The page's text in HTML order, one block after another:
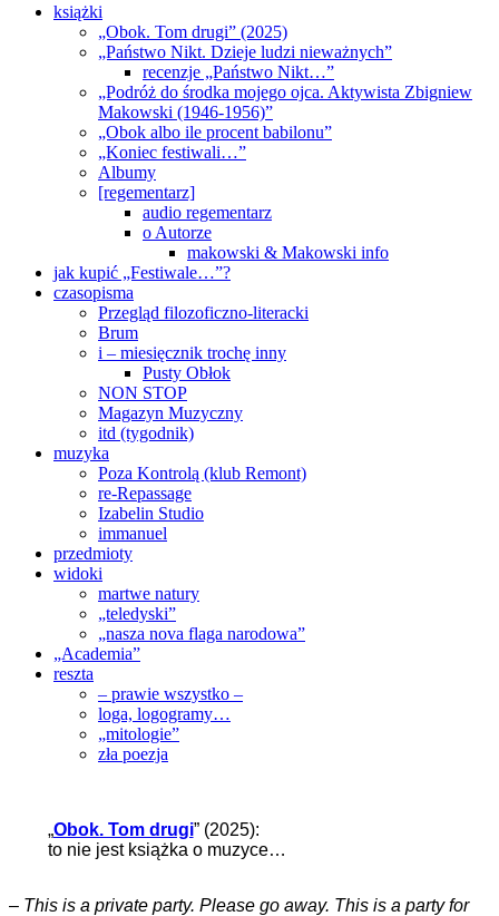
książki
„Obok. Tom drugi” (2025)
„Państwo Nikt. Dzieje ludzi nieważnych”
recenzje „Państwo Nikt…”
„Podróż do środka mojego ojca. Aktywista Zbigniew
Makowski (1946-1956)”
„Obok albo ile procent babilonu”
„Koniec festiwali…”
Albumy
[regementarz]
audio regementarz
o Autorze
makowski & Makowski info
jak kupić „Festiwale…”?
czasopisma
Przegląd filozoficzno-literacki
Brum
i – miesięcznik trochę inny
Pusty Obłok
NON STOP
Magazyn Muzyczny
itd (tygodnik)
muzyka
Poza Kontrolą (klub Remont)
re-Repassage
Izabelin Studio
immanuel
przedmioty
widoki
martwe natury
„teledyski”
„nasza nova flaga narodowa”
„Academia”
reszta
– prawie wszystko –
loga, logogramy…
„mitologie”
zła poezja
„Obok. Tom drugi” (2025):
to nie jest książka o muzyce…
– This is a private party. Please go away. This is a party for